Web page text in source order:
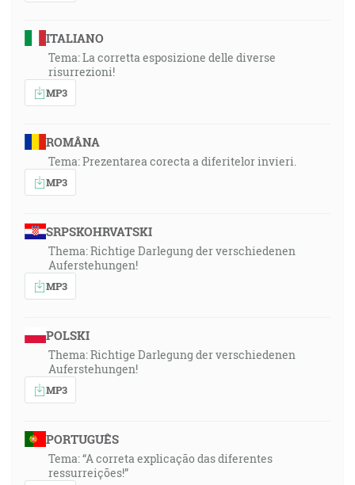
ITALIANO
Tema: La corretta esposizione delle diverse
risurrezioni!
MP3
ROMÂNA
Tema: Prezentarea corecta a diferitelor invieri.
MP3
SRPSKOHRVATSKI
Thema: Richtige Darlegung der verschiedenen
Auferstehungen!
MP3
POLSKI
Thema: Richtige Darlegung der verschiedenen
Auferstehungen!
MP3
PORTUGUÊS
Tema: “A correta explicação das diferentes
ressurreições!”